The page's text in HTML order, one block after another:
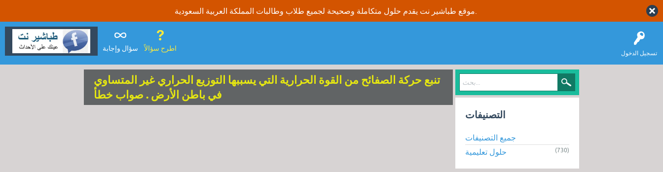
تسجيل الدخول
سؤال وإجابة اطرح سؤالاً
تنبع حركة الصفائح من القوة الحرارية التي يسببها التوزيع الحراري غير المتساوي
في باطن الأرض . صواب خطأ
التصنيفات
جميع التصنيفات
حلول تعليمية
(730)